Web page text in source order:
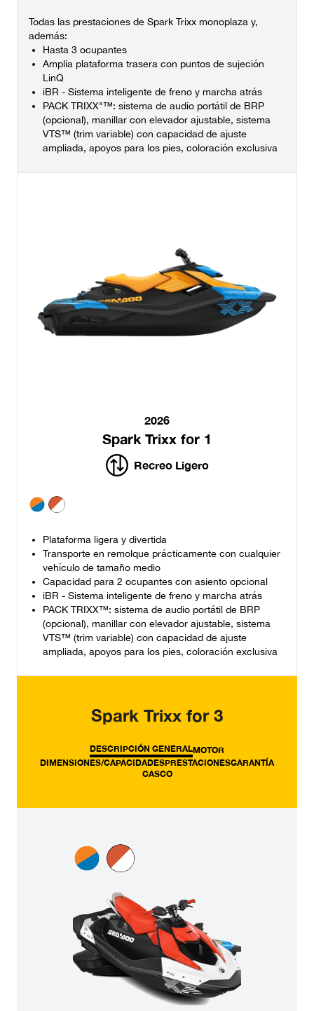
Todas las prestaciones de Spark Trixx monoplaza y,
además:
Hasta 3 ocupantes
Amplia plataforma trasera con puntos de sujeción
LinQ
iBR - Sistema inteligente de freno y marcha atrás
PACK TRIXX"™: sistema de audio portátil de BRP
(opcional), manillar con elevador ajustable, sistema
VTS™ (trim variable) con capacidad de ajuste
ampliada, apoyos para los pies, coloración exclusiva
2026
Spark Trixx for 1
Recreo Ligero
Plataforma ligera y divertida
Transporte en remolque prácticamente con cualquier
vehículo de tamaño medio
Capacidad para 2 ocupantes con asiento opcional
iBR - Sistema inteligente de freno y marcha atrás
PACK TRIXX™: sistema de audio portátil de BRP
(opcional), manillar con elevador ajustable, sistema
VTS™ (trim variable) con capacidad de ajuste
ampliada, apoyos para los pies, coloración exclusiva
Spark Trixx for 3
DESCRIPCIÓN GENERALMOTOR
DIMENSIONES/CAPACIDADESPRESTACIONESGARANTÍA
CASCO